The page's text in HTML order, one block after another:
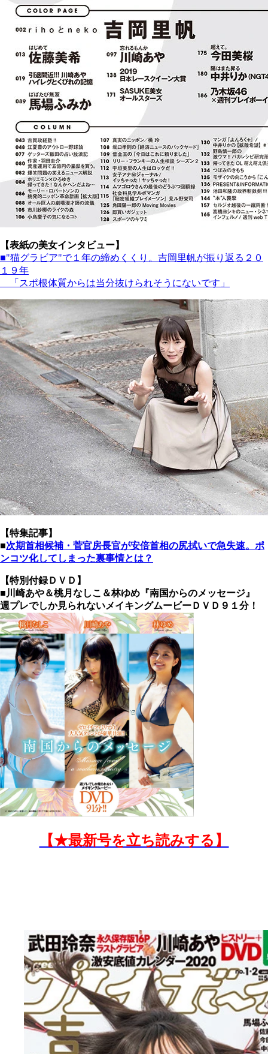
【表紙の美女インタビュー】
■"猫グラビア"で１年の締めくくり。吉岡里帆が振り返る２０
１９年
「スポ根体質からは当分抜けられそうにないです」
【特集記事】
■次期首相候補・菅官房長官が安倍首相の尻拭いで急失速。ポ
ンコツ化してしまった裏事情とは？
【特別付録ＤＶＤ】
■川崎あや＆桃月なしこ＆林ゆめ『南国からのメッセージ』
週プレでしか見られないメイキングムービーＤＶＤ９１分！
【★最新号を立ち読みする】